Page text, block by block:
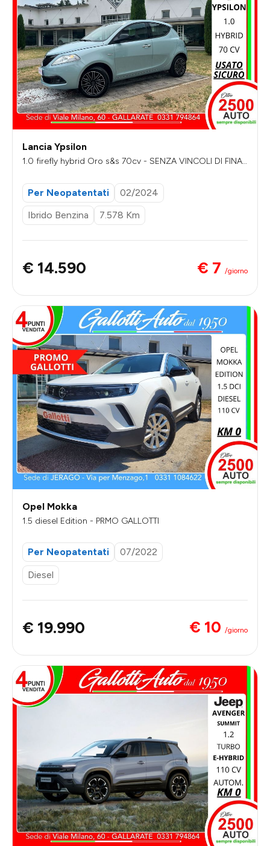
Lancia Ypsilon
1.0 firefly hybrid Oro s&s 70cv - SENZA VINCOLI DI FINA
Per Neopatentati
02/2024
Ibrido Benzina
7.578 Km
€ 14.590 € 7 /giorno
Opel Mokka
1.5 diesel Edition - PRMO GALLOTTI
Per Neopatentati
07/2022
Diesel
€ 19.990 € 10 /giorno